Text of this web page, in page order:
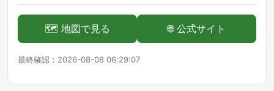
🗺️ 地図で見る 🌐 公式サイト
最終確認：2026-08-08 06:29:07